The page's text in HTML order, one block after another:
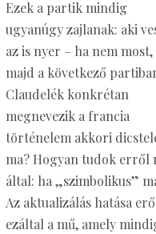
Ezek a partik mindig
ugyanúgy zajlanak: aki
az is nyer – ha nem most,
majd a következő
Claudelék konkrétan
megnevezik a francia
történelem akkori
ma? Hogyan tudok erről
által: ha „szimbolikus”
Az aktualizálás hatása
ezáltal a mű, amely